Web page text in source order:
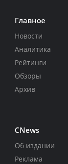
Главное
Новости
Аналитика
Рейтинги
Обзоры
Архив
CNews
Об издании
Реклама